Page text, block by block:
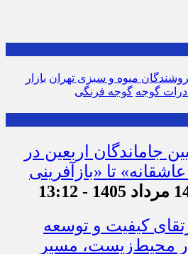
فروشندگان میوه و سبزی تهران بازار
گوجه گوجه فرنگی
جاماندگان اربعین در
تا «بازآفرینی
1405 - 13:12
کیفیت و توسعه
محیط‌زیست، مسیر